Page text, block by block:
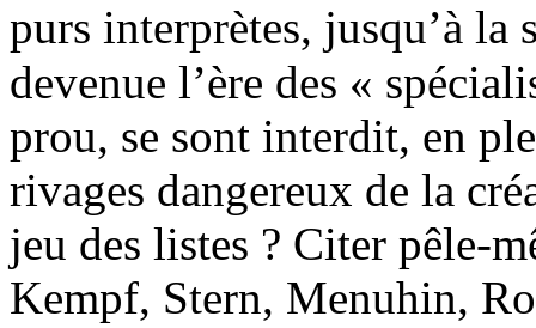
purs interprètes, jusqu’à la
devenue l’ère des «
prou, se sont interdit, en
rivages dangereux de la
jeu des listes ? Citer pêle-
Kempf, Stern, Menuhin,